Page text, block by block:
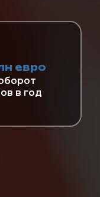
евро
в год